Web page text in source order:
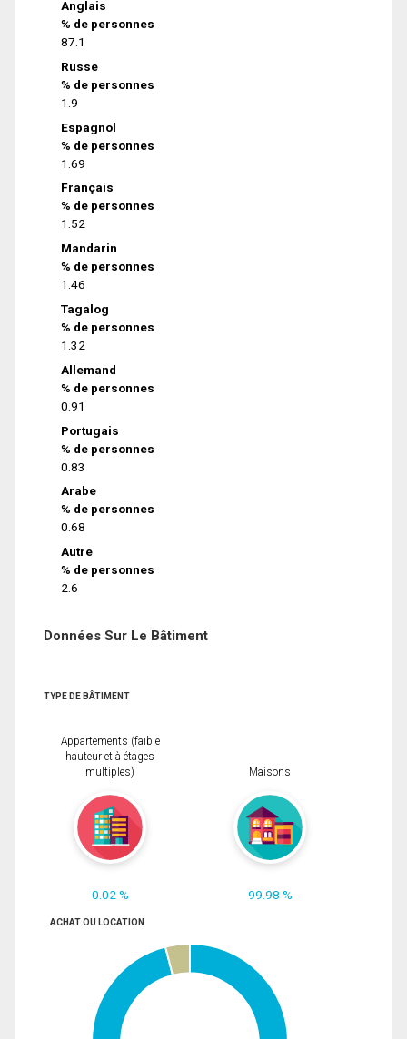
Anglais
% de personnes
87.1
Russe
% de personnes
1.9
Espagnol
% de personnes
1.69
Français
% de personnes
1.52
Mandarin
% de personnes
1.46
Tagalog
% de personnes
1.32
Allemand
% de personnes
0.91
Portugais
% de personnes
0.83
Arabe
% de personnes
0.68
Autre
% de personnes
2.6
Données Sur Le Bâtiment
TYPE DE BÂTIMENT
Appartements (faible
hauteur et à étages
multiples)
0.02 %
Maisons
99.98 %
ACHAT OU LOCATION